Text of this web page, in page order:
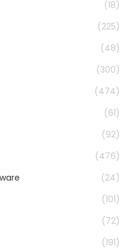
(18)
(225)
(48)
(300)
(474)
(61)
(92)
(476)
(24)
(101)
(72)
(191)